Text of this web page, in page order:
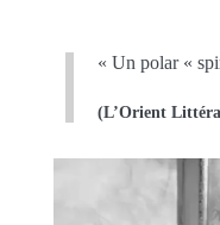
« Un polar «
(L’Orient